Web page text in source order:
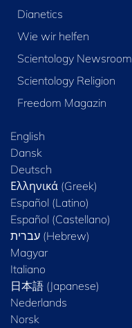
Dianetics
Wie wir helfen
Scientology Newsroom
Scientology Religion
Freedom Magazin
English
Dansk
Deutsch
Ελληνικά (Greek)
Español (Latino)
Español (Castellano)
Magyar
Italiano
日本語 (Japanese)
Nederlands
Norsk